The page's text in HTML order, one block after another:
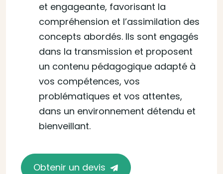
et engageante, favorisant la
compréhension et l’assimilation des
concepts abordés. Ils sont engagés
dans la transmission et proposent
un contenu pédagogique adapté à
vos compétences, vos
problématiques et vos attentes,
dans un environnement détendu et
bienveillant.
Obtenir un devis